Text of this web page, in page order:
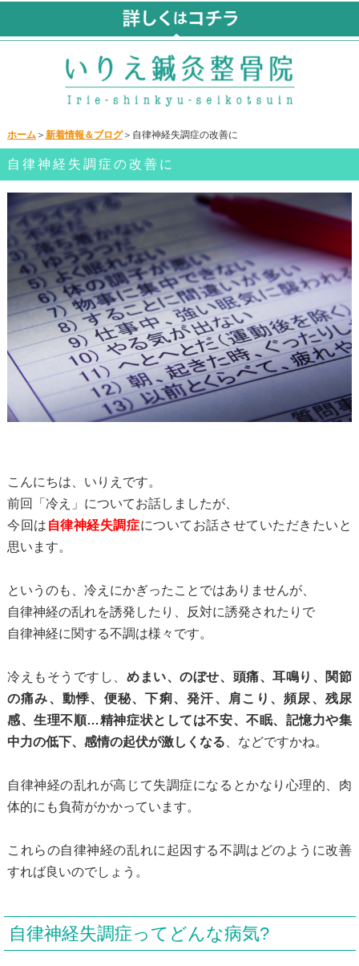
ホーム＞ 新着情報＆ブログ＞自律神経失調症の改善に
自律神経失調症の改善に
こんにちは、いりえです。
前回「冷え」についてお話しましたが、
今回は 自律神経失調症についてお話させていただきたいと
思います。
というのも、冷えにかぎったことではありませんが、
自律神経の乱れを誘発したり、反対に誘発されたりで
自律神経に関する不調は様々です。
冷えもそうですし、めまい、のぼせ、頭痛、耳鳴り、関節
の痛み、動悸、便秘、下痢、発汗、肩こり、頻尿、残尿
感、生理不順…精神症状としては不安、不眠、記憶力や集
中力の低下、感情の起伏が激しくなる 、などですかね。
自律神経の乱れが高じて失調症になるとかなり心理的、肉
体的にも負荷がかかっています。
これらの自律神経の乱れに起因する不調はどのように改善
すれば良いのでしょう。
自律神経失調症ってどんな病気?